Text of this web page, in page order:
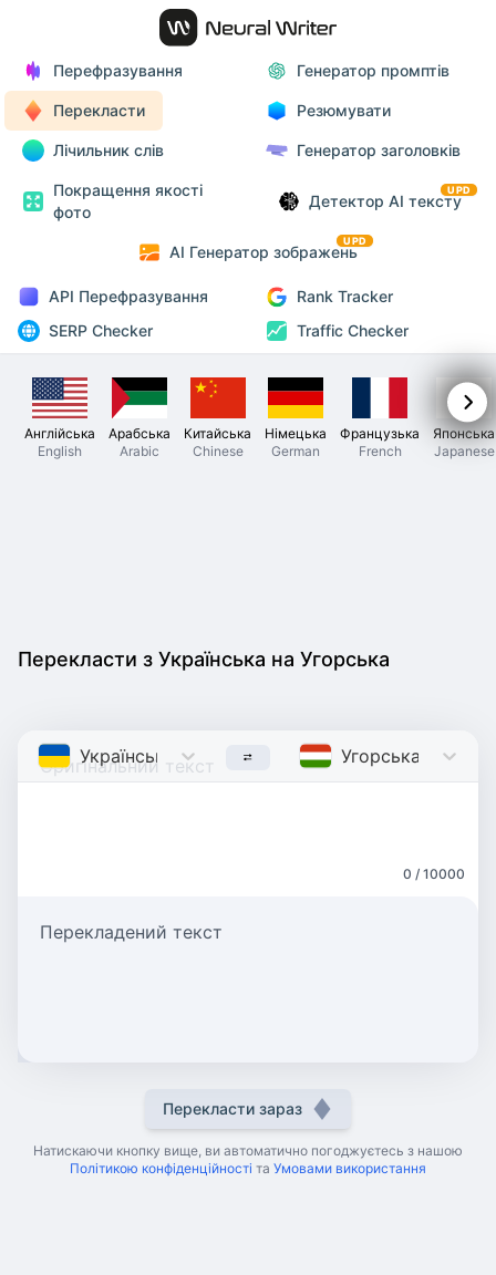
Перефразування Генератор промптів
Перекласти Резюмувати
Лічильник слів Генератор заголовків
Покращення якості
фото
Детектор AI тексту
UPD
AI Генератор зображень
UPD
API Перефразування
Rank Tracker
SERP Checker
Traffic Checker
Англійська
English
Арабська
Arabic
Китайська
Chinese
Німецька
German
Французька
French
Японська
Japanese
Перекласти з Українська на Угорська
Українська Ukrainian Угорська
0 / 10000
Перекладений текст
Перекласти зараз
Натискаючи кнопку вище, ви автоматично погоджуєтесь з нашою
Політикою конфіденційності та Умовами використання